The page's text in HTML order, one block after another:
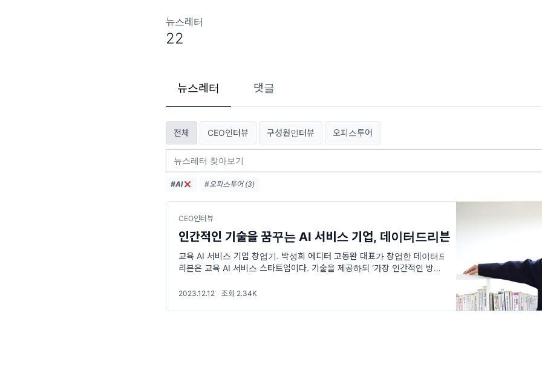
뉴스레터
22
뉴스레터 댓글
전체 CEO인터뷰 구성원인터뷰 오피스투어
#AI #오피스투어 (3)
CEO인터뷰
인간적인 기술을 꿈꾸는 AI 서비스 기업, 데이터드리븐
교육 AI 서비스 기업 창업기. 박성희 에디터 고동완 대표가 창업한 데이터드
리븐은 교육 AI 서비스 스타트업이다. 기술을 제공하되 ‘가장 인간적인 방
2023.12.12 · 조회 2.34K